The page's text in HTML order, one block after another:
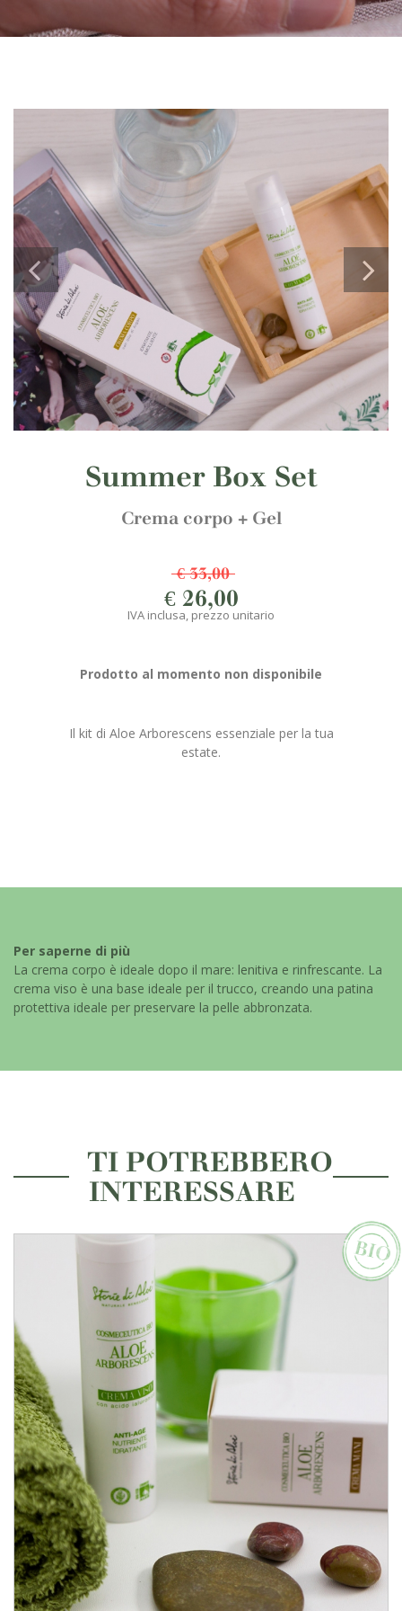
Summer Box Set
Crema corpo + Gel
€ 33,00
€ 26,00
IVA inclusa, prezzo unitario
Prodotto al momento non disponibile
Il kit di Aloe Arborescens essenziale per la tua
estate.
Per saperne di più
La crema corpo è ideale dopo il mare: lenitiva e rinfrescante. La
crema viso è una base ideale per il trucco, creando una patina
protettiva ideale per preservare la pelle abbronzata.
TI POTREBBERO
INTERESSARE